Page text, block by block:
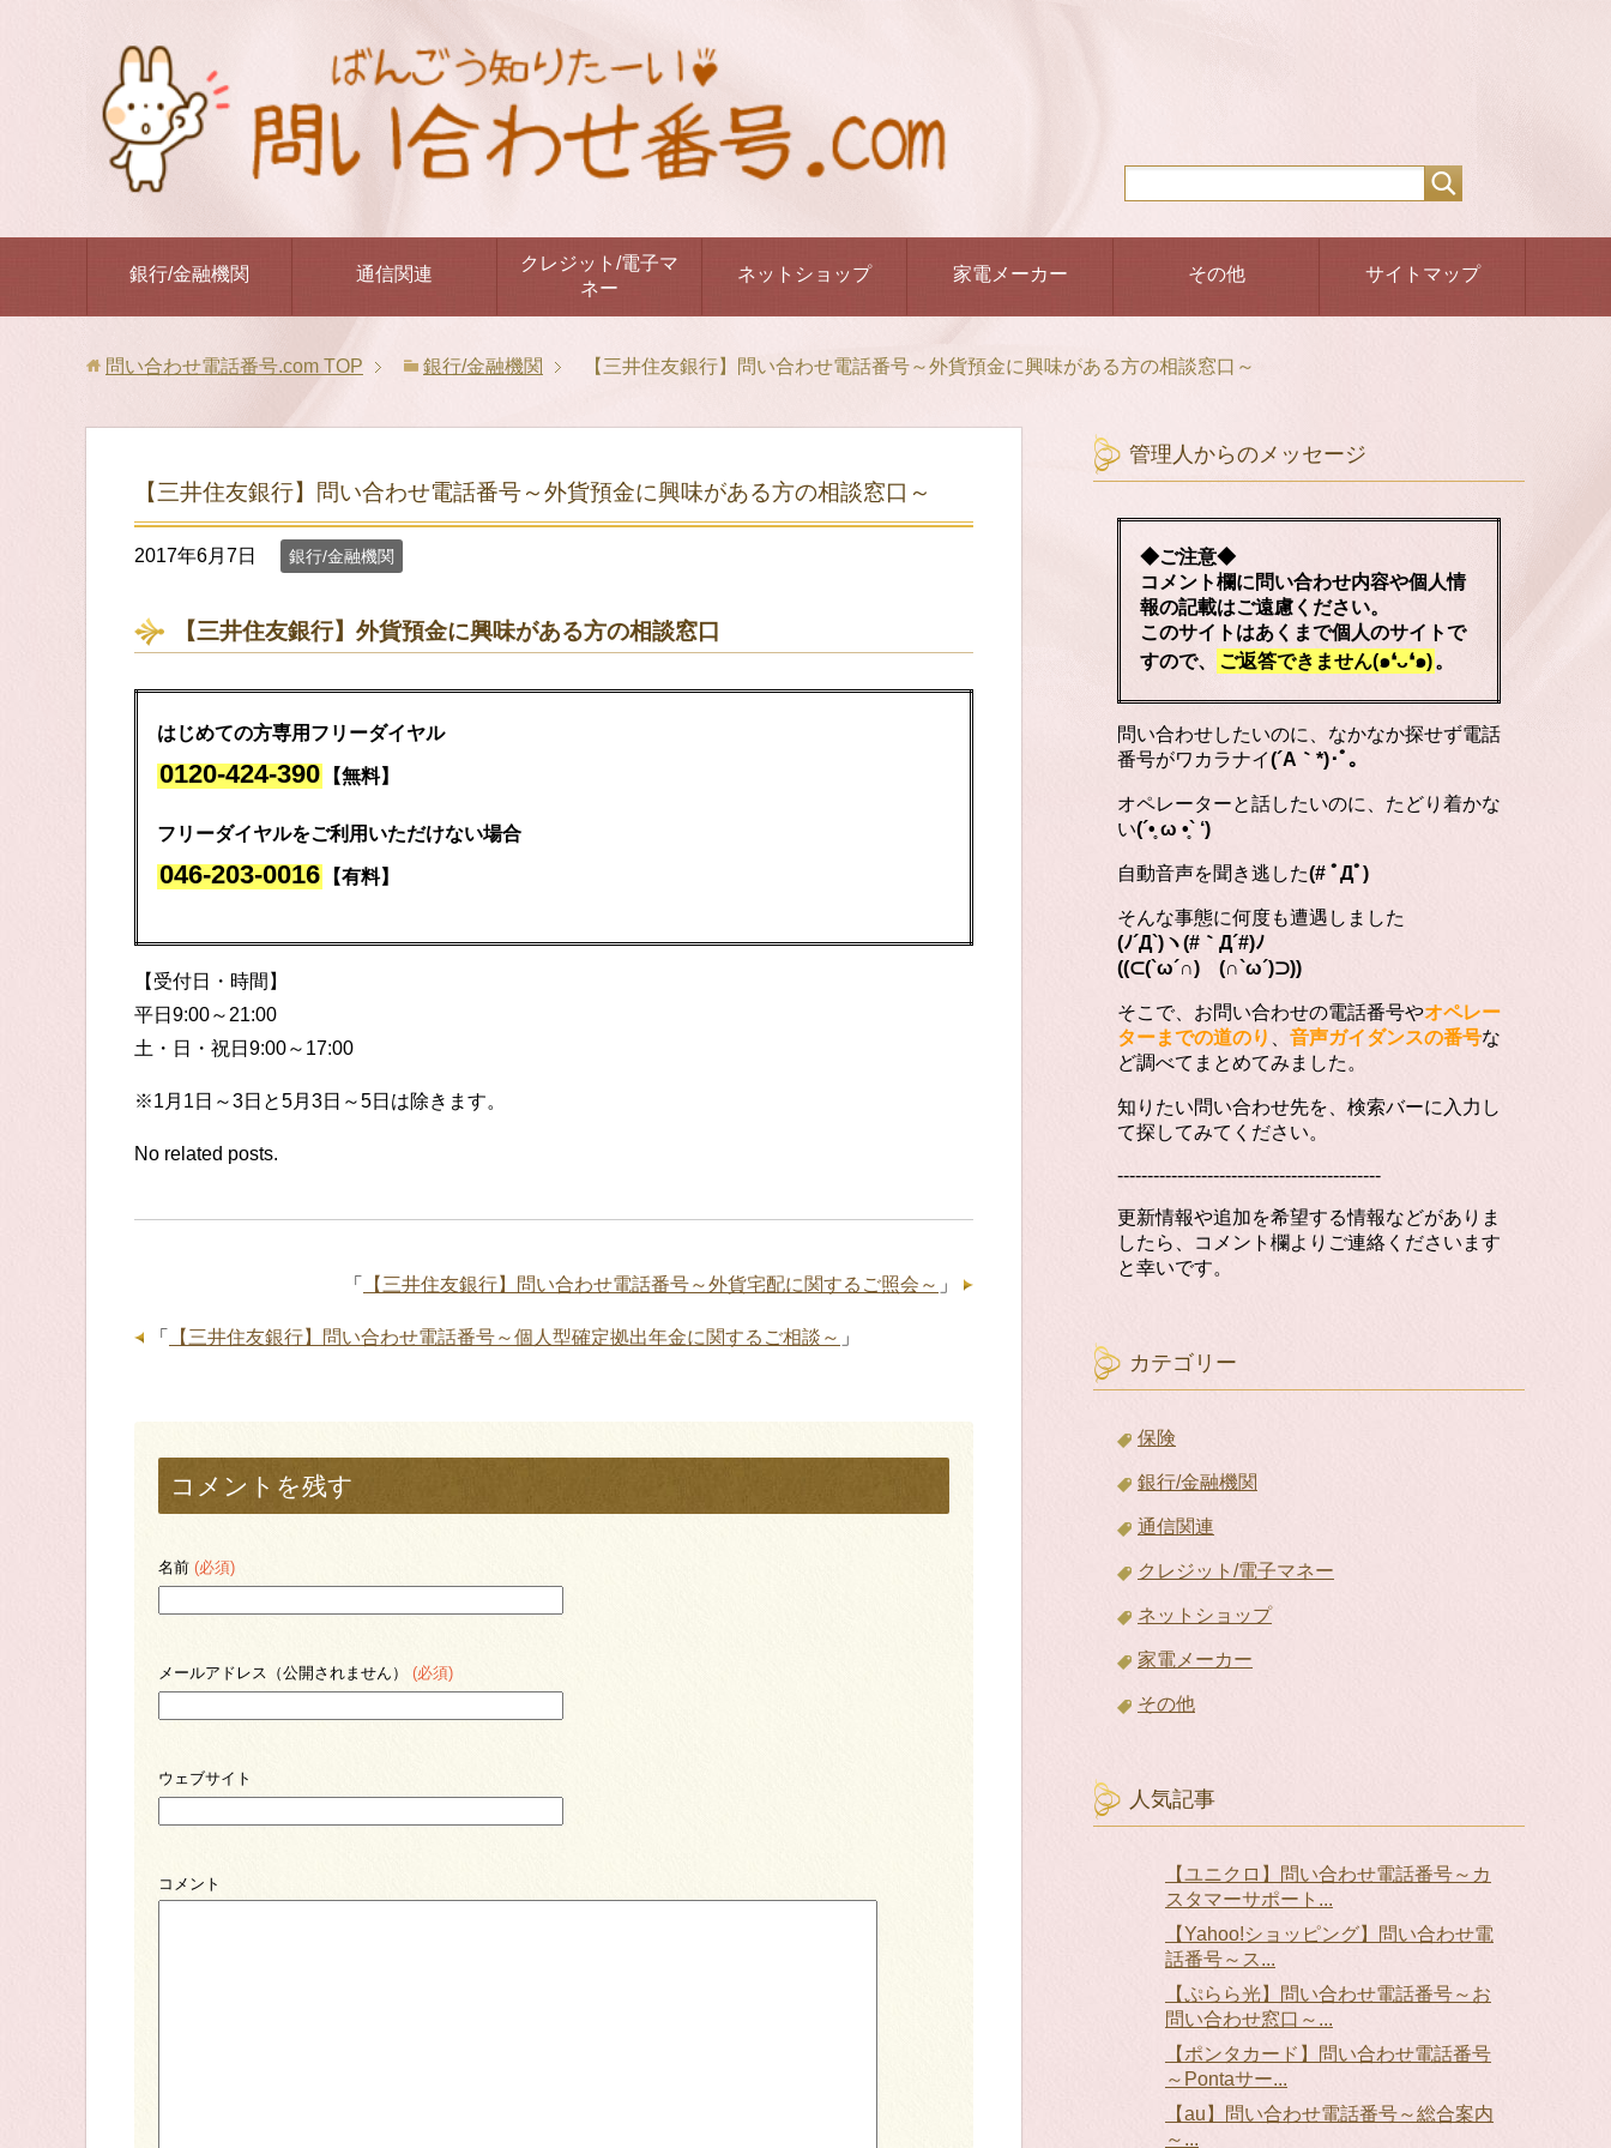
銀行/金融機関 通信関連
クレジット/電子マ
ネー
ネットショップ 家電メーカー その他 サイトマップ
問い合わせ電話番号.com TOP 銀行/金融機関 【三井住友銀行】問い合わせ電話番号～外貨預金に興味がある方の相談窓口～
【三井住友銀行】問い合わせ電話番号～外貨預金に興味がある方の相談窓口～
2017年6月7日 銀行/金融機関
【三井住友銀行】外貨預金に興味がある方の相談窓口
はじめての方専用フリーダイヤル
0120-424-390 【無料】
フリーダイヤルをご利用いただけない場合
046-203-0016 【有料】
【受付日・時間】
平日9:00～21:00
土・日・祝日9:00～17:00
※1月1日～3日と5月3日～5日は除きます。
No related posts.
「 【三井住友銀行】問い合わせ電話番号～外貨宅配に関するご照会～ 」
「 【三井住友銀行】問い合わせ電話番号～個人型確定拠出年金に関するご相談～ 」
コメントを残す
名前 (必須)
メールアドレス（公開されません） (必須)
ウェブサイト
コメント
管理人からのメッセージ
◆ご注意◆
コメント欄に問い合わせ内容や個人情
報の記載はご遠慮ください。
このサイトはあくまで個人のサイトで
すので、
ご返答できません(๑❛ᴗ❛๑)。
問い合わせしたいのに、なかなか探せず電話
番号がワカラナイ(´A｀*)･ﾟ｡
オペレーターと話したいのに、たどり着かな
い(´•̥ ω •̥` ‘)
自動音声を聞き逃した(# ﾟДﾟ)
そんな事態に何度も遭遇しました
(ﾉ´Д`)ヽ(#｀Д´#)ﾉ
((⊂(`ω´∩) (∩`ω´)⊃))
そこで、お問い合わせの電話番号やオペレー
ターまでの道のり 、 音声ガイダンスの番号な
ど調べてまとめてみました。
知りたい問い合わせ先を、検索バーに入力し
て探してみてください。
--------------------------------------------
更新情報や追加を希望する情報などがありま
したら、コメント欄よりご連絡くださいます
と幸いです。
カテゴリー
保険
銀行/金融機関
通信関連
クレジット/電子マネー
ネットショップ
家電メーカー
その他
人気記事
【ユニクロ】問い合わせ電話番号～カ
スタマーサポート...
【Yahoo!ショッピング】問い合わせ電
話番号～ス...
【ぷらら光】問い合わせ電話番号～お
問い合わせ窓口～...
【ポンタカード】問い合わせ電話番号
～Pontaサー...
【au】問い合わせ電話番号～総合案内
～...